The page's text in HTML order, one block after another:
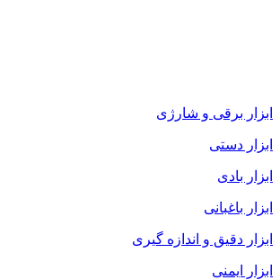
ابزار برقی و شارژی
ابزار دستی
ابزار بادی
ابزار باغبانی
ابزار دقیق و اندازه گیری
ابزار ایمنی